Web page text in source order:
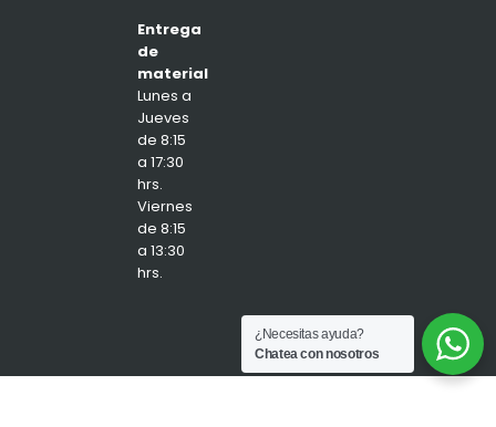
Entrega
de
material
Lunes a
Jueves
de 8:15
a 17:30
hrs.
Viernes
de 8:15
a 13:30
hrs.
¿Necesitas ayuda?
Chatea con nosotros